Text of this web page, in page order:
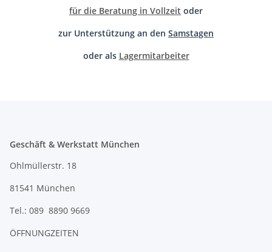
für die Beratung in Vollzeit oder
zur Unterstützung an den Samstagen
oder als Lagermitarbeiter
Geschäft & Werkstatt München
Ohlmüllerstr. 18
81541 München
Tel.: 089 8890 9669
ÖFFNUNGZEITEN